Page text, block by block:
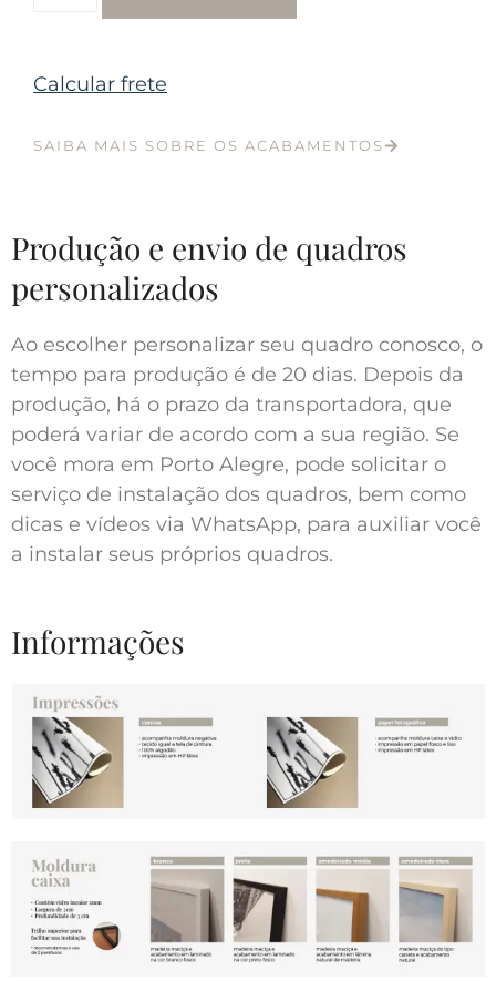
Calcular frete
SAIBA MAIS SOBRE OS ACABAMENTOS
Produção e envio de quadros
personalizados
Ao escolher personalizar seu quadro conosco, o
tempo para produção é de 20 dias. Depois da
produção, há o prazo da transportadora, que
poderá variar de acordo com a sua região. Se
você mora em Porto Alegre, pode solicitar o
serviço de instalação dos quadros, bem como
dicas e vídeos via WhatsApp, para auxiliar você
a instalar seus próprios quadros.
Informações